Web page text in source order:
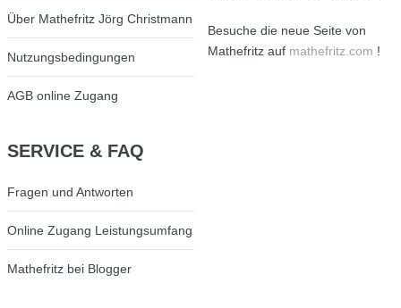
Über Mathefritz Jörg Christmann
Nutzungsbedingungen
AGB online Zugang
SERVICE& FAQ
Fragen und Antworten
Online Zugang Leistungsumfang
Mathefritz bei Blogger
Besuche die neue Seite von
Mathefritz auf mathefritz.com !